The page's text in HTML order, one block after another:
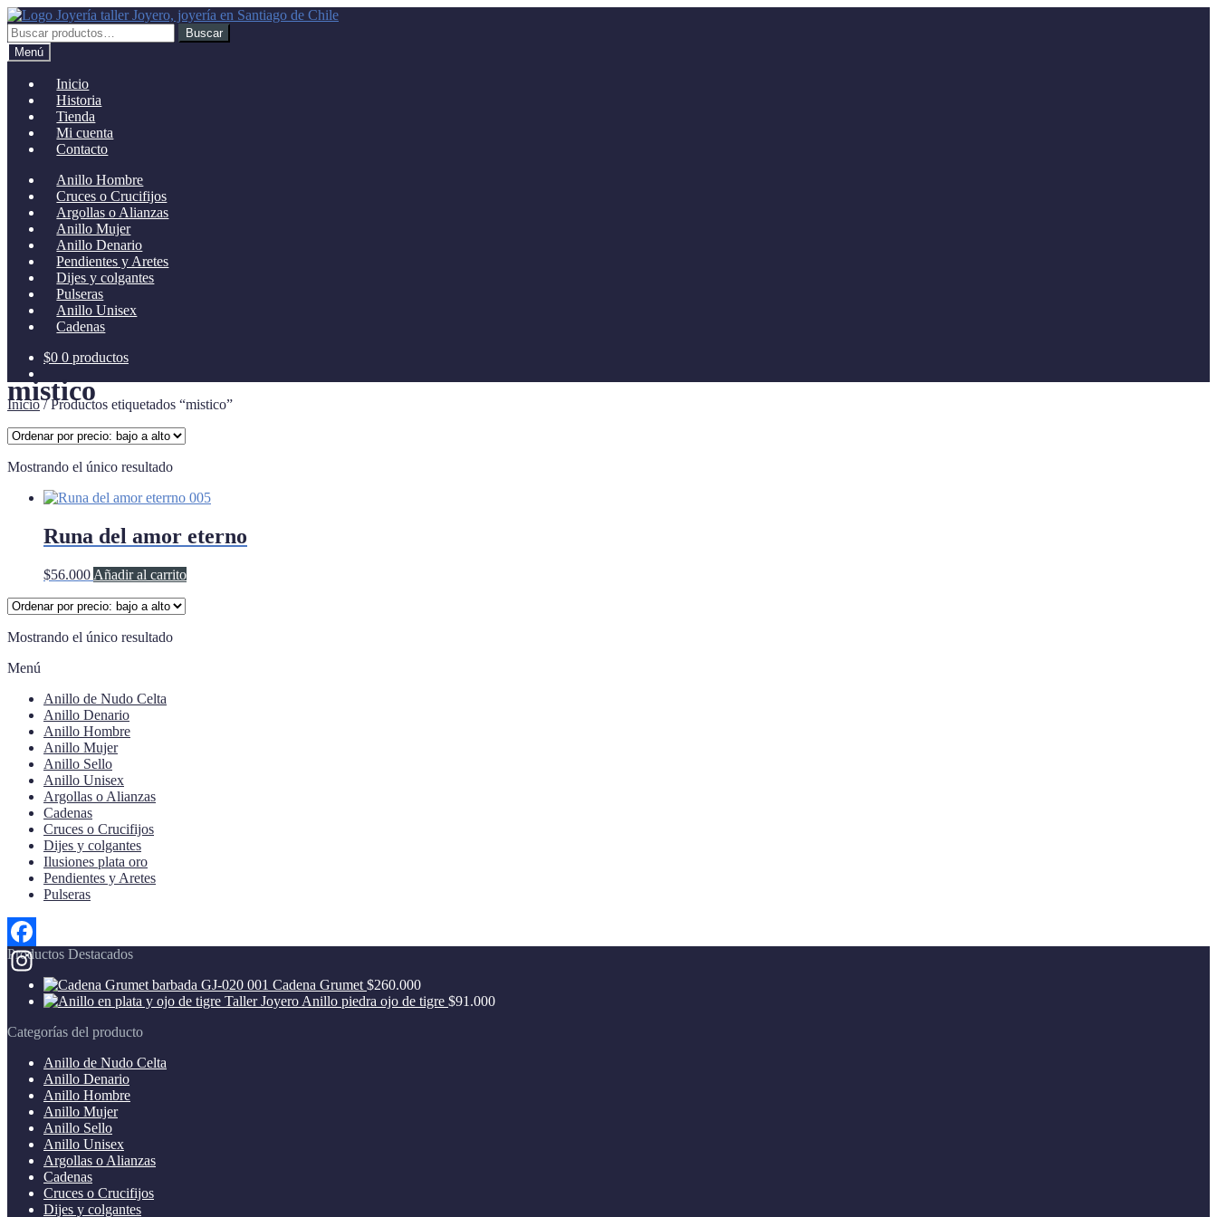
Ir
a
la
navegación
Ir
al
contenido
Buscar
por:
Buscar
Menú
Inicio
Historia
Tienda
Mi cuenta
Contacto
Anillo Hombre
Cruces o Crucifijos
Argollas o Alianzas
Anillo Mujer
Anillo Denario
Pendientes y Aretes
Dijes y colgantes
Pulseras
Anillo Unisex
Cadenas
$0 0 productos
Inicio/Productos etiquetados “mistico”
mistico
Mostrando el único resultado
Runa del amor eterno
$56.000 Añadir al carrito
Mostrando el único resultado
Menú
Anillo de Nudo Celta
Anillo Denario
Anillo Hombre
Anillo Mujer
Anillo Sello
Anillo Unisex
Argollas o Alianzas
Cadenas
Cruces o Crucifijos
Dijes y colgantes
Ilusiones plata oro
Pendientes y Aretes
Pulseras
Facebook
Instagram
Productos Destacados
Cadena Grumet $260.000
Anillo piedra ojo de tigre $91.000
Categorías del producto
Anillo de Nudo Celta
Anillo Denario
Anillo Hombre
Anillo Mujer
Anillo Sello
Anillo Unisex
Argollas o Alianzas
Cadenas
Cruces o Crucifijos
Dijes y colgantes